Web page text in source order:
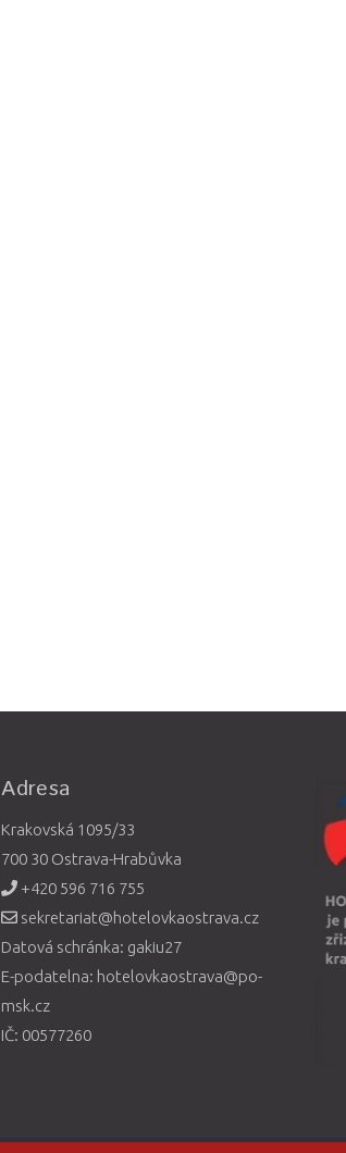
Adresa
Krakovská 1095/33
700 30 Ostrava-Hrabůvka
+420 596 716 755
sekretariat@hotelovkaostrava.cz
Datová schránka: gakiu27
E-podatelna: hotelovkaostrava@po-
msk.cz
IČ: 00577260